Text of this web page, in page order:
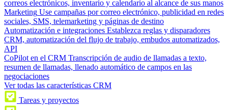
correos electrónicos, inventario y calendario al alcance de sus manos
Marketing Use campañas por correo electrónico, publicidad en redes
sociales, SMS, telemarketing y páginas de destino
Automatización e integraciones Establezca reglas y disparadores
CRM, automatización del flujo de trabajo, embudos automatizados,
API
CoPilot en el CRM Transcripción de audio de llamadas a texto,
resumen de llamadas, llenado automático de campos en las
negociaciones
Ver todas las características CRM
Tareas y proyectos